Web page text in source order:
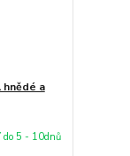
a
do 5 - 10dnů